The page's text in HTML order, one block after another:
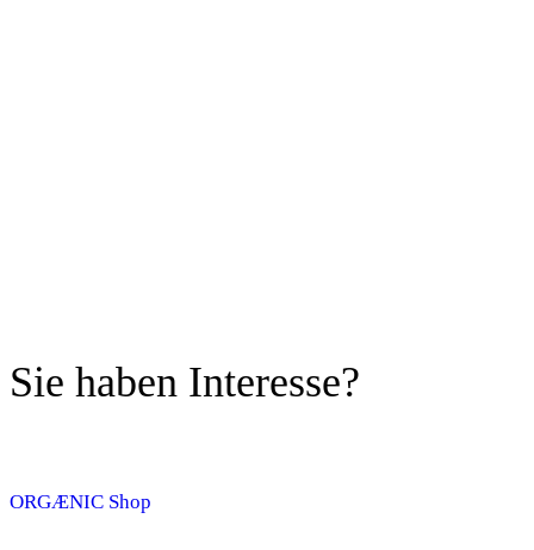
Sie haben Interesse?
ORGÆNIC Shop